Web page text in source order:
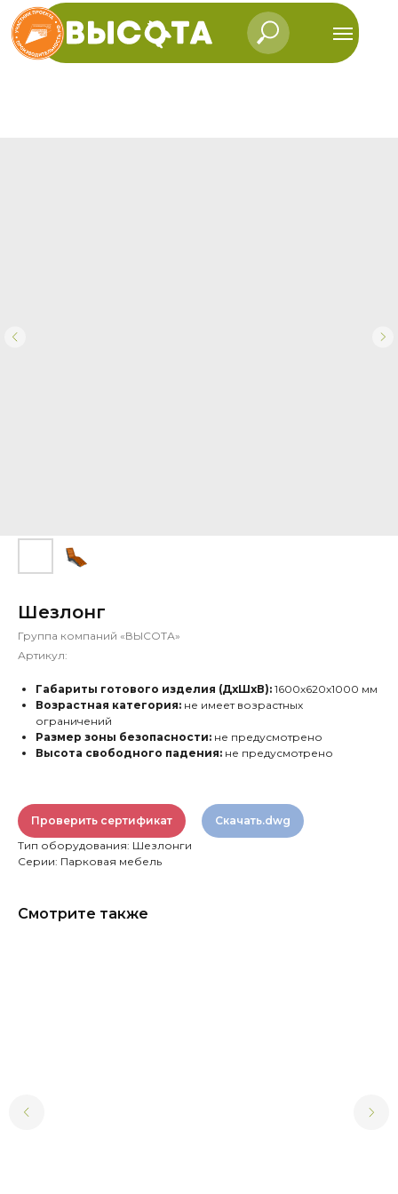
Шезлонг
Группа компаний «ВЫСОТА»
Артикул:
Габариты готового изделия (ДхШхВ): 1600х620х1000 мм
Возрастная категория: не имеет возрастных
ограничений
Размер зоны безопасности: не предусмотрено
Высота свободного падения: не предусмотрено
Проверить сертификат
Скачать.dwg
Тип оборудования: Шезлонги
Серии: Парковая мебель
Смотрите также